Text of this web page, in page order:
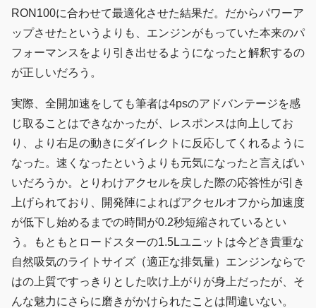
RON100に合わせて最適化させた結果だ。だからパワーア
ップさせたというよりも、エンジンがもっていた本来のパ
フォーマンスをより引き出せるようになったと解釈するの
が正しいだろう。
実際、全開加速をしても筆者は4psのアドバンテージを感
じ取ることはできなかったが、レスポンスは向上してお
り、より右足の動きにダイレクトに反応してくれるように
なった。速くなったというよりも元気になったと言えばい
いだろうか。とりわけアクセルを戻した際の応答性が引き
上げられており、開発陣によればアクセルオフから加速度
が低下し始めるまでの時間が0.2秒短縮されているとい
う。もともとロードスターの1.5Lユニットは今どき貴重な
自然吸気のライトサイズ（適正な排気量）エンジンならで
はの上質ですっきりとした吹け上がりが身上だったが、そ
んな魅力にさらに磨きがかけられたことは間違いない。